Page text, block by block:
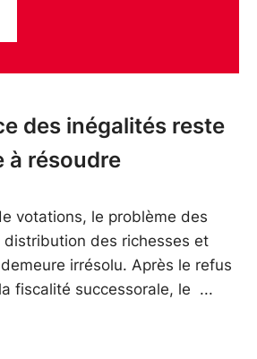
des inégalités reste
à résoudre
votations, le problème des
distribution des richesses et
irrésolu. Après le refus
fiscalité successorale, le